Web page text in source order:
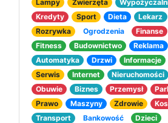
Lampy Zwierzęta
Kredyty
Sport Dieta Lekarz
Rozrywka
Ogrodzenia Finanse
Fitness
Budownictwo Reklama
Automatyka
Drzwi Informacje
Serwis
Internet Nieruchomości
Obuwie
Biznes Przemysł
Prawo
Maszyny Zdrowie
Transport
Bankowość Dzieci